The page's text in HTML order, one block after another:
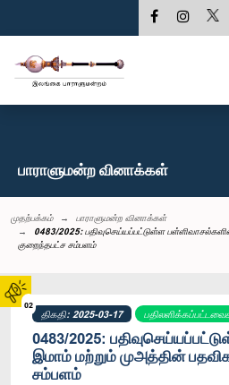
02
பாராளுமன்ற வினாக்கள்
முதற்பக்கம்
பாராளுமன்ற வினாக்கள்
0483/2025: பதிவுசெய்யப்பட்டுள்ள
குறைந்தபட்ச சம்பளம்
திகதி: 2025-03-17
0483/2025:
இமாம் மற்றும் முஅத்தின்
சம்பளம்